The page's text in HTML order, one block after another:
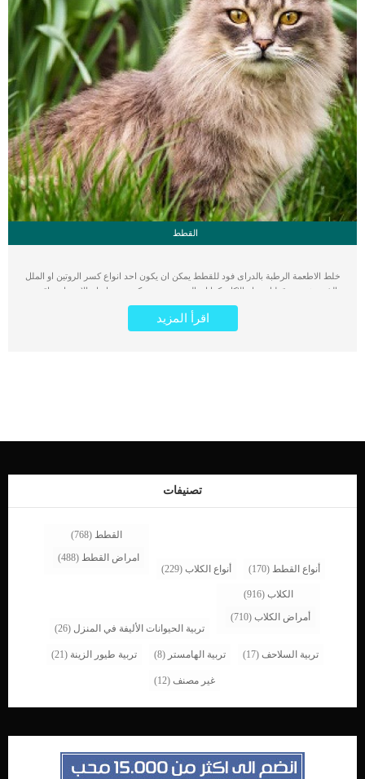
القطط
خلط الاطعمة الرطبة بالدراى فود للقطط يمكن ان يكون احد انواع كسر الروتين او الملل
الذى يشعر به قطتك تجاه الاكل. كما ان البعض يقوم به كنوع من انواع الاستفادة باقصى
الاطعمة الذى يعتمد عليها القط فى غذائه: الدراى فود المصنع, والاطعمة الرطبة المعلبة
مثل علب التونة والسالمون, والاطعمة البشرية التى تطهو فى المنزل. اذا اعتمد قطك
اقرأ المزيد
تصنيفات
أنواع القطط (170) أنواع الكلاب (229)
القطط (768)
امراض القطط (488)
الكلاب (916)
أمراض الكلاب (710)
تربية الحيوانات الأليفة في المنزل (26)
تربية السلاحف (17) تربية الهامستر (8) تربية طيور الزينة (21)
غير مصنف (12)